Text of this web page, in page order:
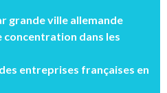
grande ville allemande
dans les
entreprises françaises en